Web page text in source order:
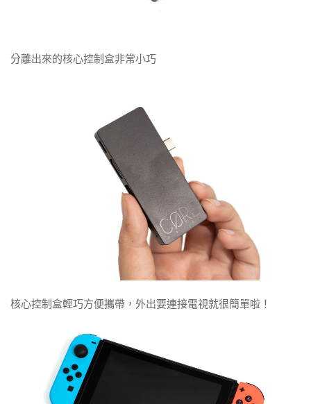
分離出來的核心控制盒非常小巧
核心控制盒輕巧方便攜帶，外出要連接電視就很簡單啦！